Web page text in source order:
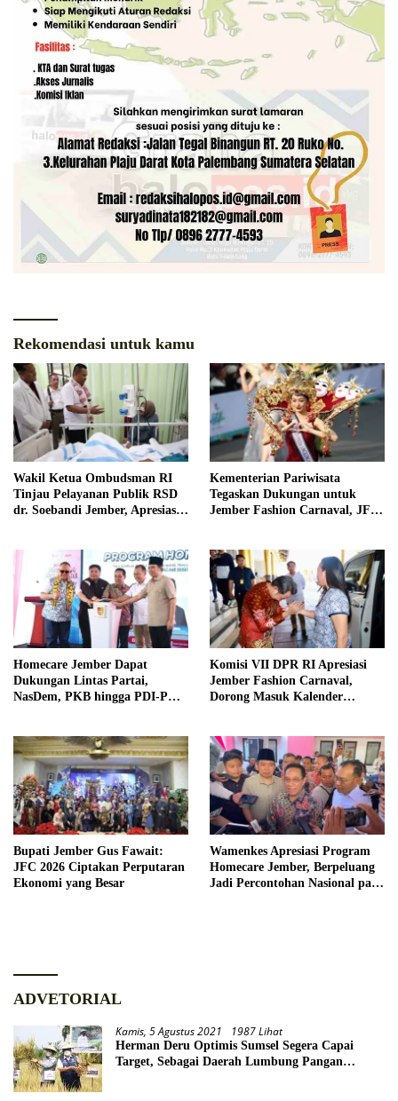
Rekomendasi untuk kamu
Wakil Ketua Ombudsman RI
Tinjau Pelayanan Publik RSD
dr. Soebandi Jember, Apresiasi
Kementerian Pariwisata
Tegaskan Dukungan untuk
Jember Fashion Carnaval, JFC
Homecare Jember Dapat
Dukungan Lintas Partai,
NasDem, PKB hingga PDI-P
Komisi VII DPR RI Apresiasi
Jember Fashion Carnaval,
Dorong Masuk Kalender
Bupati Jember Gus Fawait:
JFC 2026 Ciptakan Perputaran
Ekonomi yang Besar
Wamenkes Apresiasi Program
Homecare Jember, Berpeluang
Jadi Percontohan Nasional pada
ADVETORIAL
Kamis, 5 Agustus 2021 1987 Lihat
Herman Deru Optimis Sumsel Segera Capai
Target, Sebagai Daerah Lumbung Pangan